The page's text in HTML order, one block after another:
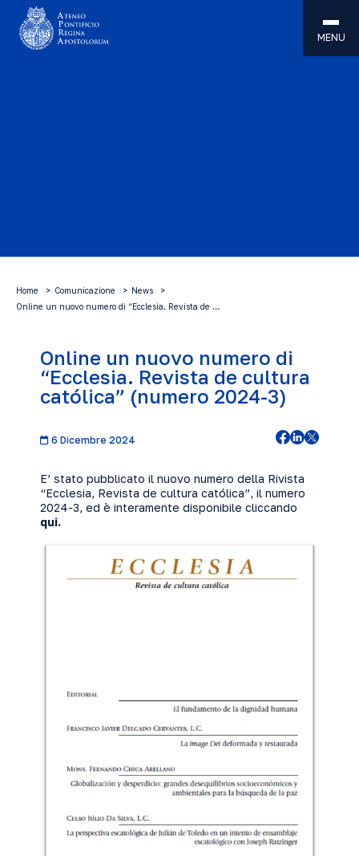
MENU
Home Comunicazione
News
Online un nuovo numero di “Ecclesia. Revista de …
Online un nuovo numero di
“Ecclesia. Revista de cultura
católica” (numero 2024-3)
6 Dicembre 2024
E’ stato pubblicato il nuovo numero della Rivista
“Ecclesia, Revista de cultura católica”, il numero
2024-3, ed è interamente disponibile cliccando
qui.